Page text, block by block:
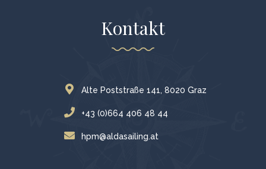
Kontakt
Alte Poststraße 141, 8020 Graz
+43 (0)664 406 48 44
hpm@aldasailing.at